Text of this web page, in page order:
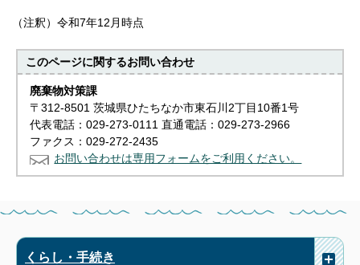
（注釈）令和7年12月時点
このページに関するお問い合わせ
廃棄物対策課
〒312-8501 茨城県ひたちなか市東石川2丁目10番1号
代表電話：029-273-0111 直通電話：029-273-2966
ファクス：029-272-2435
お問い合わせは専用フォームをご利用ください。
くらし・手続き